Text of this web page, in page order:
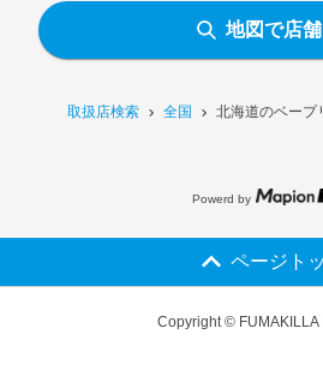
取扱店検索 全国 北海道のベープ
地図で店
Powerd by
ページト
Copyright © FUMAKILLA